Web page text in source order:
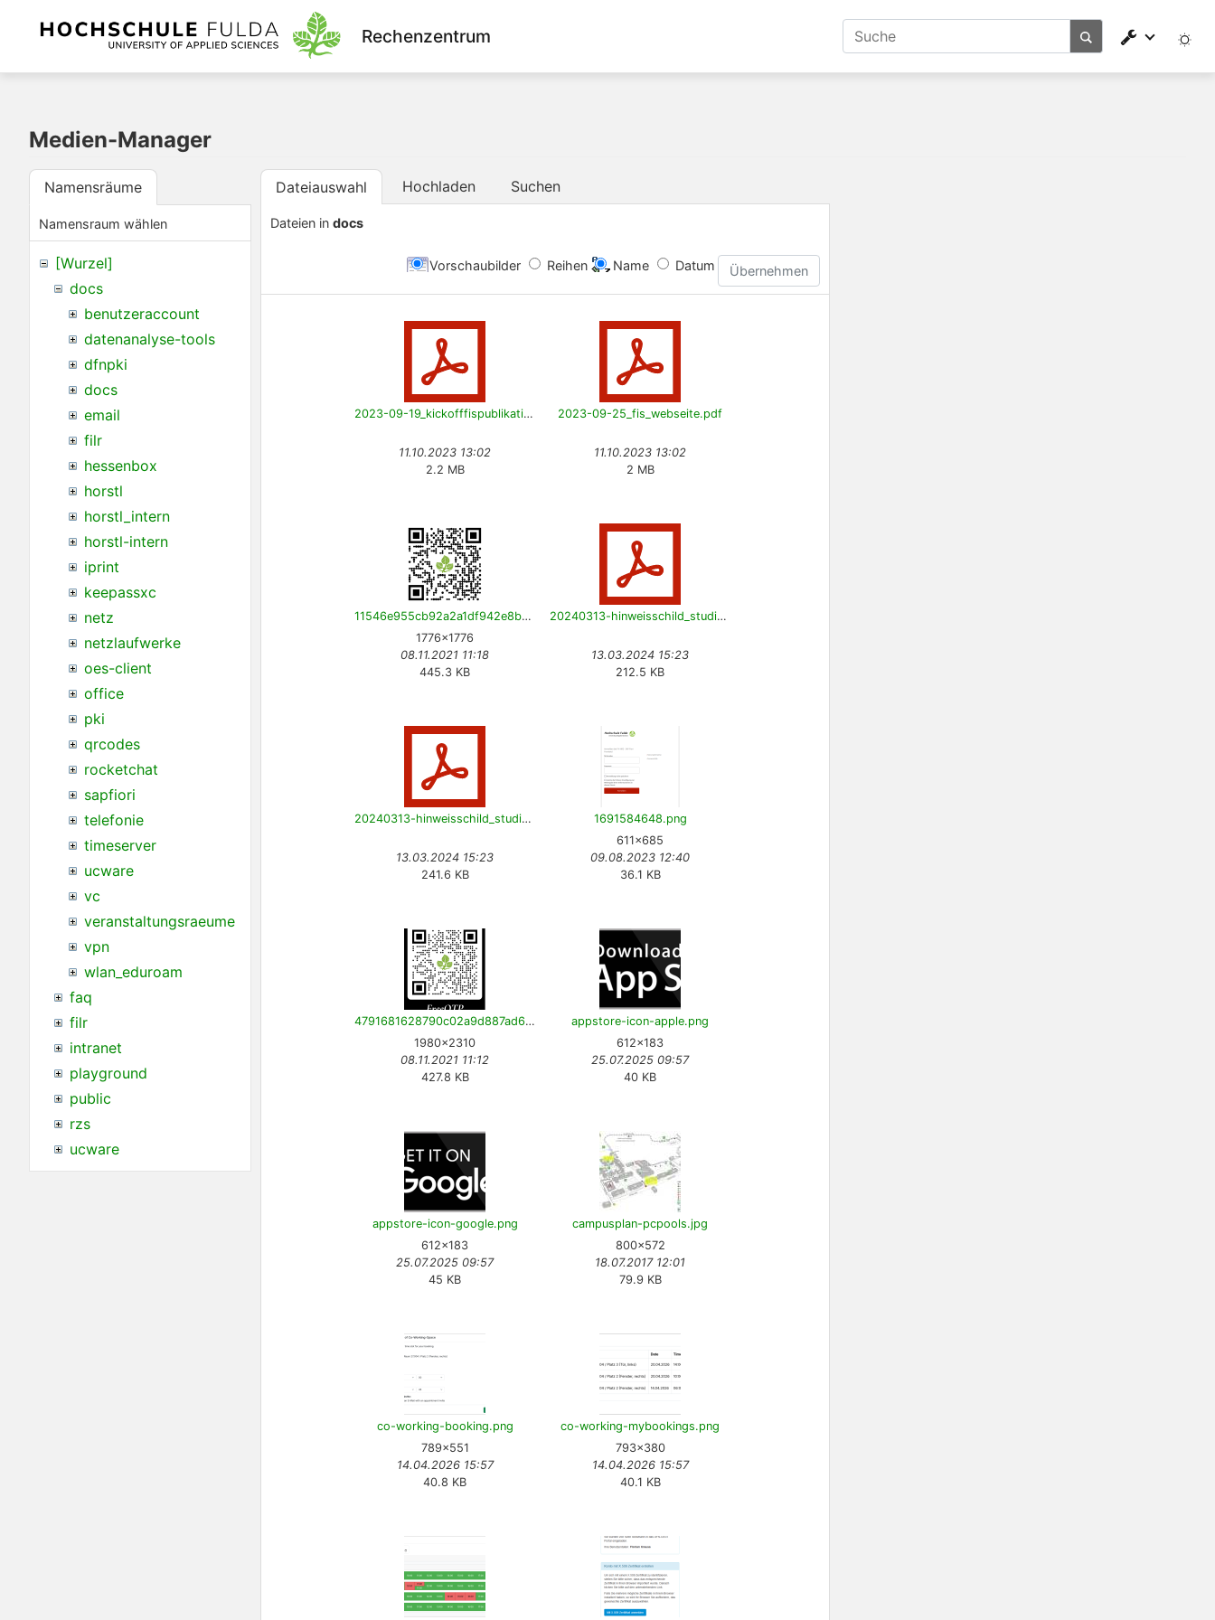
Rechenzentrum
Medien-Manager
Namensräume
Namensraum wählen
[Wurzel]
docs
benutzeraccount
datenanalyse-tools
dfnpki
docs
email
filr
hessenbox
horstl
horstl_intern
horstl-intern
iprint
keepassxc
netz
netzlaufwerke
oes-client
office
pki
qrcodes
rocketchat
sapfiori
telefonie
timeserver
ucware
vc
veranstaltungsraeume
vpn
wlan_eduroam
faq
filr
intranet
playground
public
rzs
ucware
Dateiauswahl Hochladen Suchen
Dateien in docs
Vorschaubilder Reihen Name Datum Übernehmen
2023-09-19_kickofffispublikationen.pdf
11.10.2023 13:02
2.2 MB
2023-09-25_fis_webseite.pdf
11.10.2023 13:02
2 MB
11546e955cb92a2a1df942e8be290570.png
1776×1776
08.11.2021 11:18
445.3 KB
20240313-hinweisschild_studierenden_support-v13-de.pdf
13.03.2024 15:23
212.5 KB
20240313-hinweisschild_studierenden_support-v15-en.pdf
13.03.2024 15:23
241.6 KB
1691584648.png
611×685
09.08.2023 12:40
36.1 KB
4791681628790c02a9d887ad6b5649e9.png
1980×2310
08.11.2021 11:12
427.8 KB
appstore-icon-apple.png
612×183
25.07.2025 09:57
40 KB
appstore-icon-google.png
612×183
25.07.2025 09:57
45 KB
campusplan-pcpools.jpg
800×572
18.07.2017 12:01
79.9 KB
co-working-booking.png
789×551
14.04.2026 15:57
40.8 KB
co-working-mybookings.png
793×380
14.04.2026 15:57
40.1 KB